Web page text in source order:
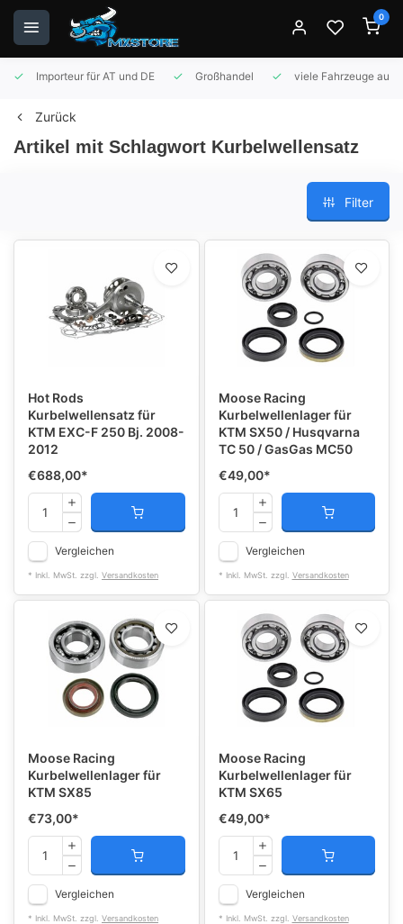
0
Importeur für AT und DE Großhandel viele Fahrzeuge auf
Zurück
Artikel mit Schlagwort Kurbelwellensatz
Filter
Hot Rods
Kurbelwellensatz für
KTM EXC-F 250 Bj. 2008-
2012
€688,00*
Vergleichen
* Inkl. MwSt. zzgl. Versandkosten
Moose Racing
Kurbelwellenlager für
KTM SX50 / Husqvarna
TC 50 / GasGas MC50
€49,00*
Vergleichen
* Inkl. MwSt. zzgl. Versandkosten
Moose Racing
Kurbelwellenlager für
KTM SX85
€73,00*
Vergleichen
* Inkl. MwSt. zzgl. Versandkosten
Moose Racing
Kurbelwellenlager für
KTM SX65
€49,00*
Vergleichen
* Inkl. MwSt. zzgl. Versandkosten